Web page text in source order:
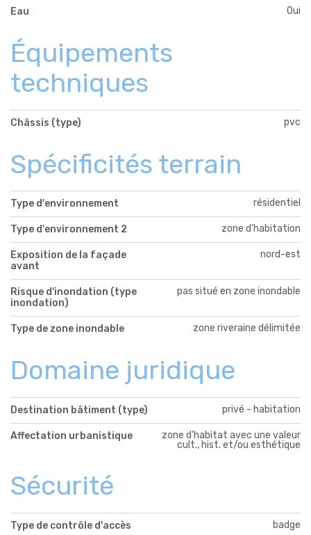
Eau Oui
Équipements
techniques
Châssis (type) pvc
Spécificités terrain
Type d'environnement résidentiel
Type d'environnement 2 zone d'habitation
Exposition de la façade
avant
nord-est
Risque d'inondation (type
inondation)
pas situé en zone inondable
Type de zone inondable zone riveraine délimitée
Domaine juridique
Destination bâtiment (type) privé - habitation
Affectation urbanistique
zone d'habitat avec une valeur
cult., hist. et/ou esthétique
Sécurité
Type de contrôle d'accès badge